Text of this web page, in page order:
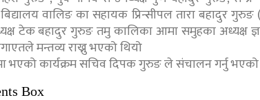
वालिङ का सहायक प्रिन्सीपल तारा बहादुर
टेक बहादुर गुरुङ तमु कालिका आमा समुहका अध्यक्ष
मन्तव्य राख्नु भएको थियो
भएको कार्यक्रम सचिव दिपक गुरुङ ले संचालन गर्नु भएको
Box